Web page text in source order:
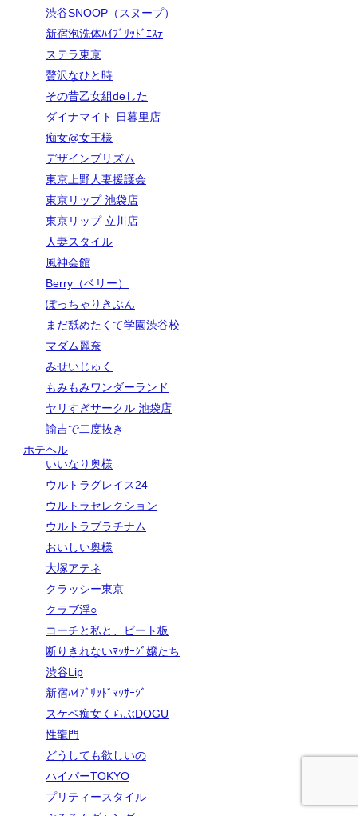
渋谷SNOOP（スヌープ）
新宿泡洗体ﾊｲﾌﾞﾘｯﾄﾞｴｽﾃ
ステラ東京
贅沢なひと時
その昔乙女組deした
ダイナマイト 日暮里店
痴女@女王様
デザインプリズム
東京上野人妻援護会
東京リップ 池袋店
東京リップ 立川店
人妻スタイル
風神会館
Berry（ベリー）
ぽっちゃりきぶん
まだ舐めたくて学園渋谷校
マダム麗奈
みせいじゅく
もみもみワンダーランド
ヤリすぎサークル 池袋店
諭吉で二度抜き
ホテヘル
いいなり奥様
ウルトラグレイス24
ウルトラセレクション
ウルトラプラチナム
おいしい奥様
大塚アテネ
クラッシー東京
クラブ淫○
コーチと私と、ビート板
断りきれないﾏｯｻｰｼﾞ嬢たち
渋谷Lip
新宿ﾊｲﾌﾞﾘｯﾄﾞﾏｯｻｰｼﾞ
スケベ痴女くらぶDOGU
性龍門
どうしても欲しいの
ハイパーTOKYO
プリティースタイル